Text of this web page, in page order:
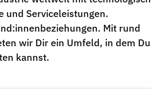
und Serviceleistungen.
Mit rund
wir Dir ein Umfeld, in dem Du
kannst.